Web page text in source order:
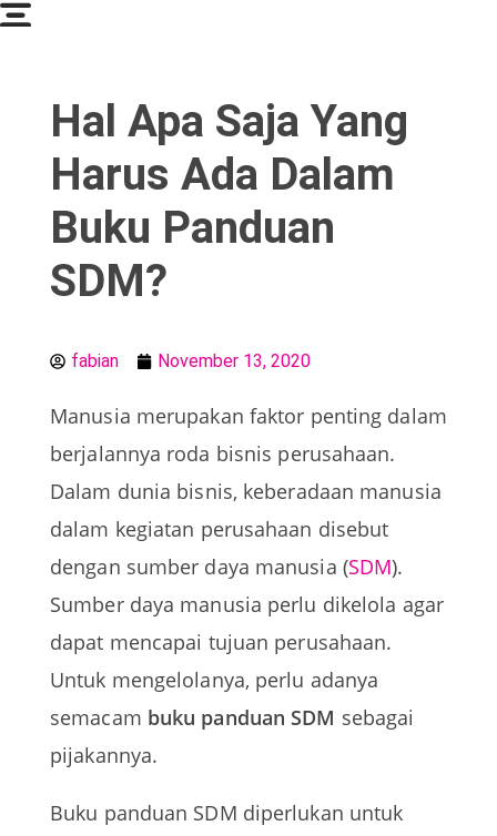
Hal Apa Saja Yang
Harus Ada Dalam
Buku Panduan
SDM?
fabian November 13, 2020
Manusia merupakan faktor penting dalam
berjalannya roda bisnis perusahaan.
Dalam dunia bisnis, keberadaan manusia
dalam kegiatan perusahaan disebut
dengan sumber daya manusia (SDM).
Sumber daya manusia perlu dikelola agar
dapat mencapai tujuan perusahaan.
Untuk mengelolanya, perlu adanya
semacam buku panduan SDM sebagai
pijakannya.
Buku panduan SDM diperlukan untuk